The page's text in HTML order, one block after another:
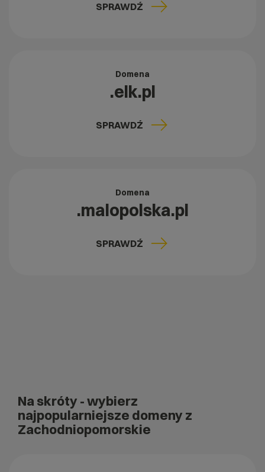
SPRAWDŹ
Domena
.elk.pl
SPRAWDŹ
Domena
.malopolska.pl
SPRAWDŹ
Na skróty - wybierz
najpopularniejsze domeny z
Zachodniopomorskie